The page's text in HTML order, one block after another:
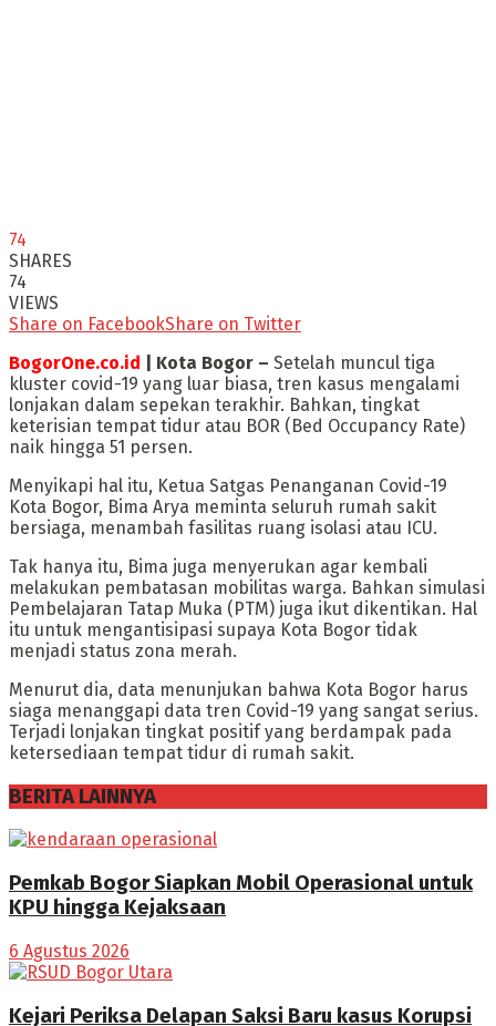
74
SHARES
74
VIEWS
Share on FacebookShare on Twitter
BogorOne.co.id | Kota Bogor – Setelah muncul tiga
kluster covid-19 yang luar biasa, tren kasus mengalami
lonjakan dalam sepekan terakhir. Bahkan, tingkat
keterisian tempat tidur atau BOR (Bed Occupancy Rate)
naik hingga 51 persen.
Menyikapi hal itu, Ketua Satgas Penanganan Covid-19
Kota Bogor, Bima Arya meminta seluruh rumah sakit
bersiaga, menambah fasilitas ruang isolasi atau ICU.
Tak hanya itu, Bima juga menyerukan agar kembali
melakukan pembatasan mobilitas warga. Bahkan simulasi
Pembelajaran Tatap Muka (PTM) juga ikut dikentikan. Hal
itu untuk mengantisipasi supaya Kota Bogor tidak
menjadi status zona merah.
Menurut dia, data menunjukan bahwa Kota Bogor harus
siaga menanggapi data tren Covid-19 yang sangat serius.
Terjadi lonjakan tingkat positif yang berdampak pada
ketersediaan tempat tidur di rumah sakit.
BERITA LAINNYA
Pemkab Bogor Siapkan Mobil Operasional untuk
KPU hingga Kejaksaan
6 Agustus 2026
Kejari Periksa Delapan Saksi Baru kasus Korupsi